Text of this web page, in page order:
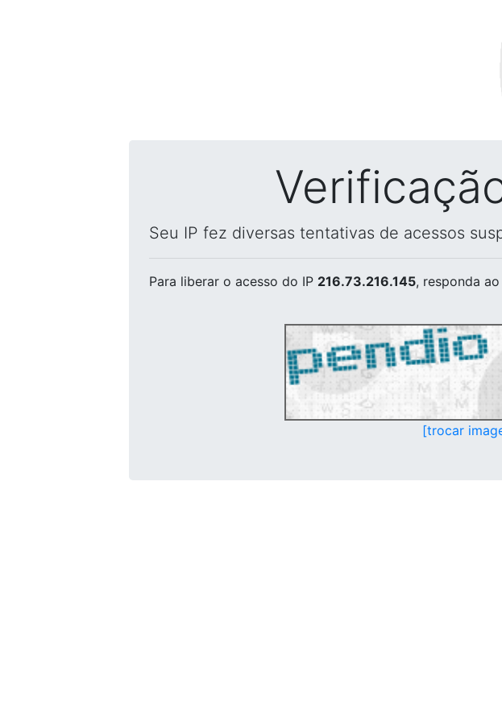
Seu IP fez diversas tentativas de acessos
Para liberar o acesso do IP 216.73.216.145, responda
[trocar